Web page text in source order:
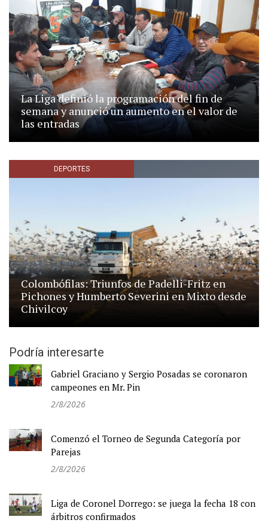
La Liga definió la programación del fin de
semana y anunció un aumento en el valor de
las entradas
DEPORTES
Colombófilas: Triunfos de Padelli-Fritz en
Pichones y Humberto Severini en Mixto desde
Chivilcoy
Podría interesarte
Gabriel Graciano y Sergio Posadas se coronaron
campeones en Mr. Pin
2/8/2026
Comenzó el Torneo de Segunda Categoría por
Parejas
2/8/2026
Liga de Coronel Dorrego: se juega la fecha 18 con
árbitros confirmados